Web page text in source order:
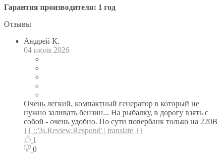
Гарантия производителя: 1 год
Отзывы
Андрей К.
04 июля 2026
Очень легкий, компактный генератор в который не
нужно заливать бензин... На рыбалку, в дорогу взять с
собой - очень удобно. По сути повербанк только на 220В
{{ ::'Js.Review.Respond' | translate }}
1
0